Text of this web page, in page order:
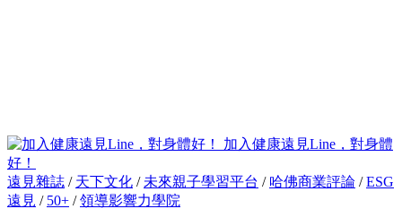
加入健康遠見Line，對身體
好！
遠見雜誌 / 天下文化 / 未來親子學習平台 / 哈佛商業評論 /ESG
遠見 / 50+ /領導影響力學院